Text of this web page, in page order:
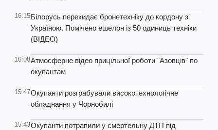
16:15Білорусь перекидає бронетехніку до кордону з
Україною. Помічено ешелон із 50 одиниць техніки
(ВІДЕО)
16:08Атмосферне відео прицільної роботи "Азовців" по
окупантам
15:47Окупанти розграбували високотехнологічне
обладнання у Чорнобилі
15:43Окупанти потрапили у смертельну ДТП під